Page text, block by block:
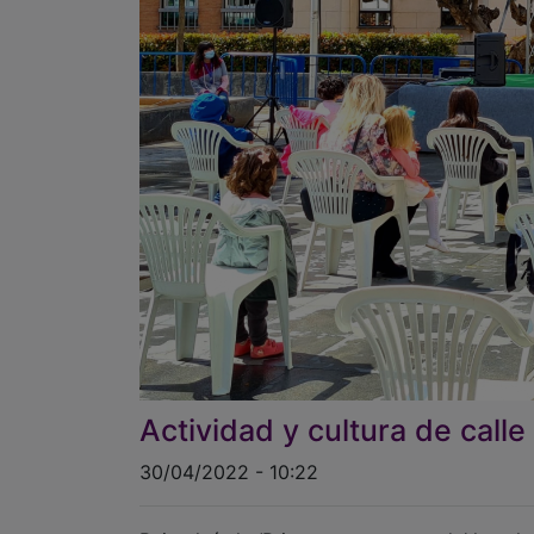
Actividad y cultura de calle
30/04/2022 - 10:22